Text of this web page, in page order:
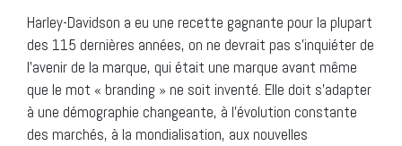
Harley-Davidson a eu une recette gagnante pour la plupart
des 115 dernières années, on ne devrait pas s’inquiéter de
l’avenir de la marque, qui était une marque avant même
que le mot « branding » ne soit inventé. Elle doit s’adapter
à une démographie changeante, à l’évolution constante
des marchés, à la mondialisation, aux nouvelles